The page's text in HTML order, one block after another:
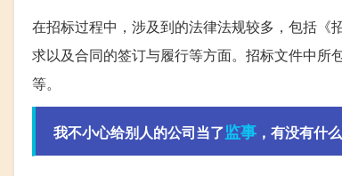
在招标过程中，涉及到的法律法规较多，包括《
求以及合同的签订与履行等方面。招标文件中所
等。
我不小心给别人的公司当了监事 ，有没有什